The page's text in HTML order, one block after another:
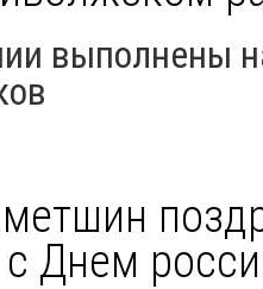
выполнены
Днем